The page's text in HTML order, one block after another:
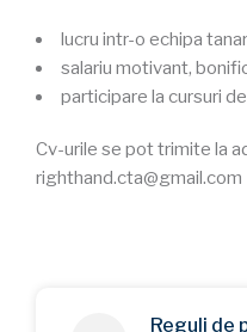
lucru intr-o echipa
salariu motivant,
participare la cursuri
Cv-urile se pot trimite la
righthand.cta@gmail.com
Reguli de